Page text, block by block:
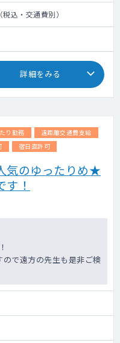
込・交通費別）
詳細をみる
り勤務
遠距離交通費支給
宿日直許可
気のゆったりめ★
！
で遠方の先生も是非ご検